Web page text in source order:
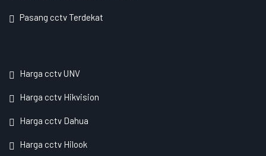
Pasang cctv Terdekat
Harga cctv UNV
Harga cctv Hikvision
Harga cctv Dahua
Harga cctv Hilook